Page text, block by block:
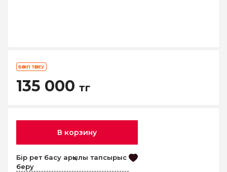
БӨЛІП ТӨЛЕУ
135 000 тг
В корзину
Бір рет басу арқылы тапсырыс
беру